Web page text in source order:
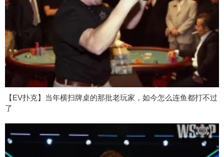
【EV扑克】当年横扫牌桌的那批老玩家，如今怎么连鱼都打不过
了